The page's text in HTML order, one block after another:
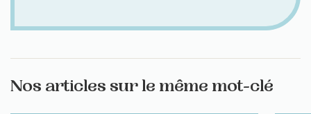
Nos articles sur le même mot-clé